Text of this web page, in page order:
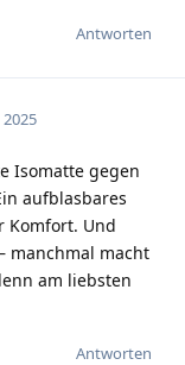
Antworten
Isomatte gegen
aufblasbares
Komfort. Und
manchmal macht
am liebsten
Antworten